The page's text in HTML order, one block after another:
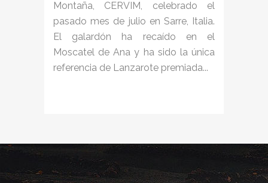
Montaña, CERVIM, celebrado el
pasado mes de julio en Sarre, Italia.
El galardón ha recaído en el
Moscatel de Ana y ha sido la única
referencia de Lanzarote premiada...